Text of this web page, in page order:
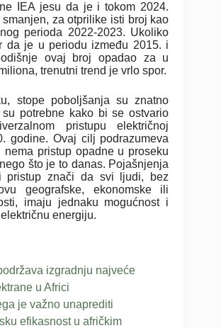
IEA jesu da je i tokom 2024.
za otprilike isti broj kao
perioda 2022-2023. Ukoliko
da je u periodu između 2015. i
ovaj broj opadao za u
trenutni trend je vrlo spor.
stope poboljšanja su znatno
potrebne kako bi se ostvario
pristupu električnoj
godine. Ovaj cilj podrazumeva
pristup opadne u proseku
što je to danas. Pojašnjenja
pristup znači da svi ljudi, bez
geografske, ekonomske ili
imaju jednaku mogućnost i
energiju.
izgradnju najveće
u Africi
je važno unaprediti
efikasnost u afričkim